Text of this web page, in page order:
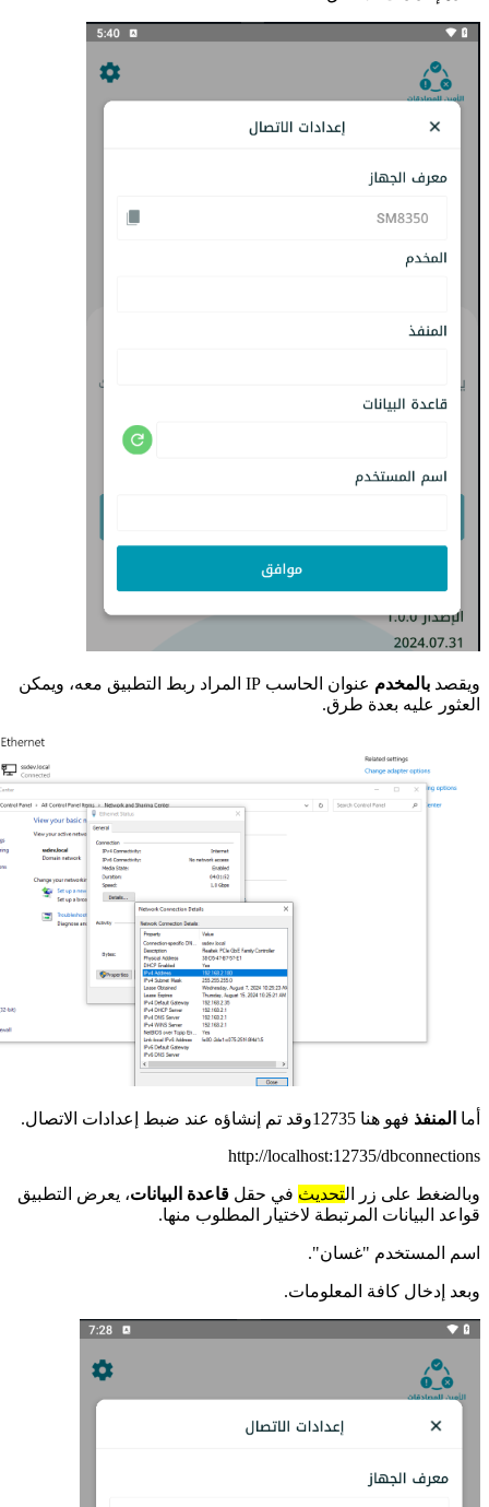
ويقصد بالمخدم
عنوان الحاسب IP المراد ربط التطبيق معه، ويمكن
العثور عليه بعدة طرق.
أما المنفذ فهو هنا 12735وقد تم إنشاؤه عند ضبط إعدادات الاتصال.
http://localhost:12735/dbconnections
وبالضغط على زر التحديث في حقل قاعدة البيانات، يعرض التطبيق
قواعد البيانات المرتبطة لاختيار المطلوب منها.
اسم المستخدم "غسان".
وبعد إدخال كافة المعلومات.